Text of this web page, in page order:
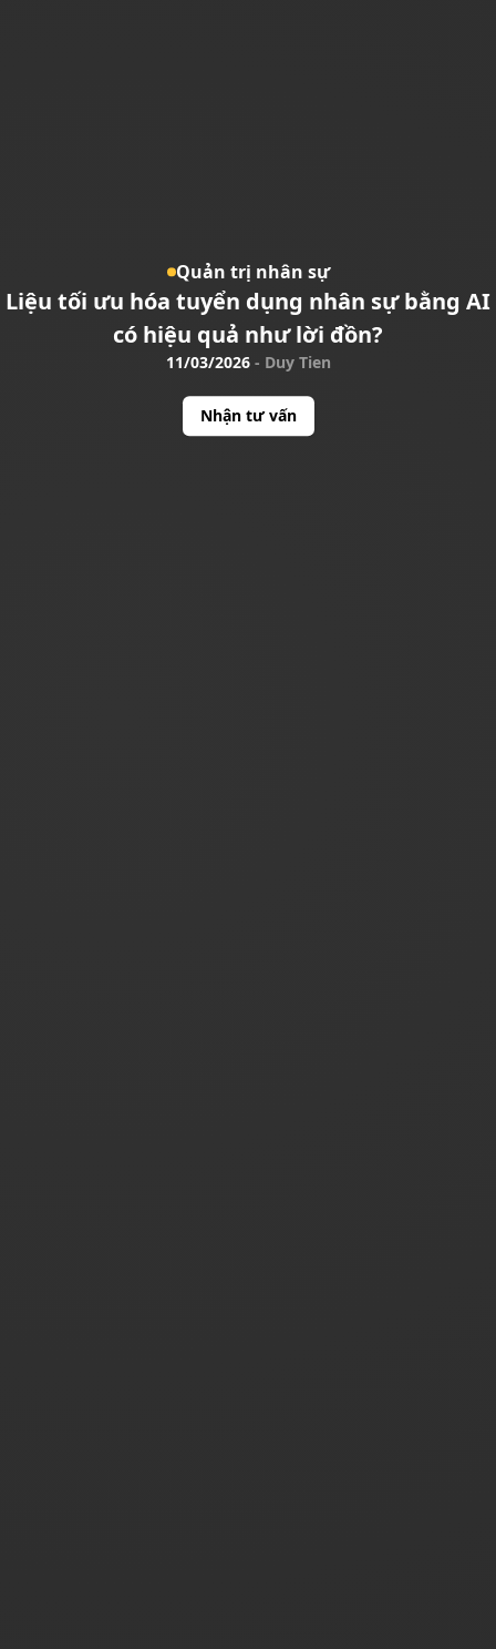
Quản trị nhân sự
Liệu tối ưu hóa tuyển dụng nhân sự bằng AI
có hiệu quả như lời đồn?
11/03/2026 - Duy Tien
Nhận tư vấn